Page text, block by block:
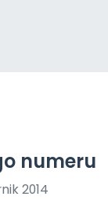
numeru
2014